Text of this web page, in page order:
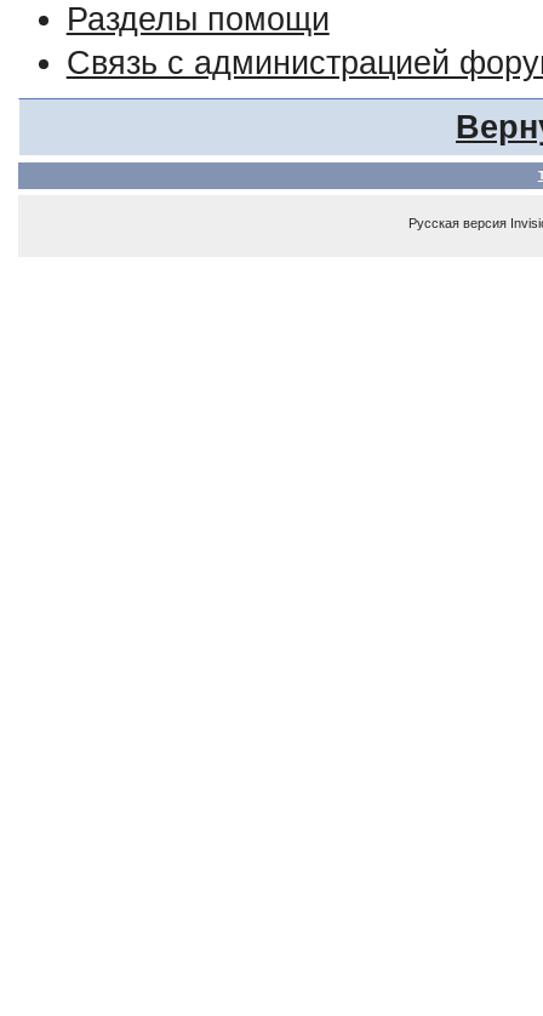
Разделы помощи
Связь с администрацией
Русская версия